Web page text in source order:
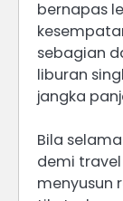
bernapas
sebagian
liburan
jangka
Bila
demi
menyusun